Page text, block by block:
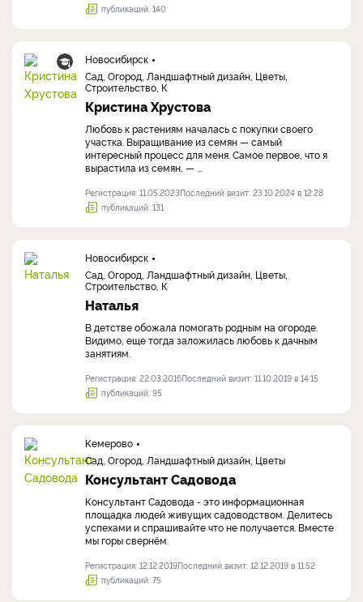
публикаций: 140
Новосибирск
Сад, Огород, Ландшафтный дизайн, Цветы,
Строительство, К
Кристина Хрустова
Любовь к растениям началась с покупки своего
участка. Выращивание из семян — самый
интересный процесс для меня. Самое первое, что я
вырастила из семян, — ...
Регистрация: 11.05.2023Последний визит: 23.10.2024 в 12:28
публикаций: 131
Новосибирск
Сад, Огород, Ландшафтный дизайн, Цветы,
Строительство, К
Наталья
В детстве обожала помогать родным на огороде.
Видимо, еще тогда заложилась любовь к дачным
занятиям.
Регистрация: 22.03.2016Последний визит: 11.10.2019 в 14:15
публикаций: 95
Кемерово
Сад, Огород, Ландшафтный дизайн, Цветы
Консультант Садовода
Консультант Садовода - это информационная
площадка людей живущих садоводством. Делитесь
успехами и спрашивайте что не получается. Вместе
мы горы свернём.
Регистрация: 12.12.2019Последний визит: 12.12.2019 в 11:52
публикаций: 75